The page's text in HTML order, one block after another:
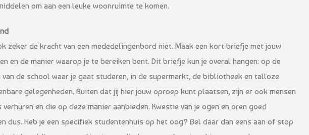
om aan een leuke woonruimte te komen.
zeker de kracht van een mededelingenbord niet. Maak een kort briefje met jouw
en de manier waarop je te bereiken bent. Dit briefje kun je overal hangen: op de
de school waar je gaat studeren, in de supermarkt, de bibliotheek en talloze
gelegenheden. Buiten dat jij hier jouw oproep kunt plaatsen, zijn er ook mensen
verhuren en die op deze manier aanbieden. Kwestie van je ogen en oren goed
dus. Heb je een specifiek studentenhuis op het oog? Bel daar dan eens aan of stop